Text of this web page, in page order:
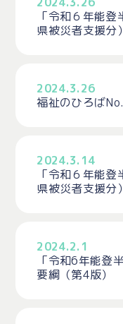
「令和６年能
県被災者支援分
2024.3.26
福祉のひろば
2024.3.14
「令和６年能
県被災者支援分
2024.2.1
「令和6年能登
要綱（第4版）